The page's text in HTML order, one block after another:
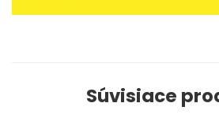
Súvisiace